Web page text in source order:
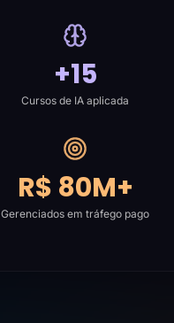
+15
Cursos de IA aplicada
R$ 80M+
Gerenciados em tráfego pago